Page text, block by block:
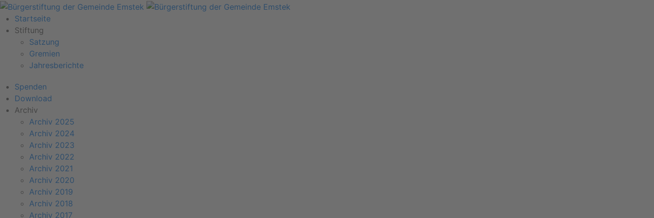
Startseite
Stiftung
Satzung
Gremien
Jahresberichte
Spenden
Download
Archiv
Archiv 2025
Archiv 2024
Archiv 2023
Archiv 2022
Archiv 2021
Archiv 2020
Archiv 2019
Archiv 2018
Archiv 2017